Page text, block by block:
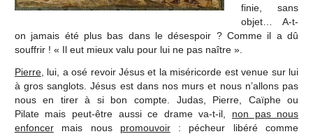
finie, sans
objet… A-t-
on jamais été plus bas dans le désespoir ? Comme il a dû
souffrir ! « Il eut mieux valu pour lui ne pas naître ».
Pierre, lui, a osé revoir Jésus et la miséricorde est venue sur lui
à gros sanglots. Jésus est dans nos murs et nous n’allons pas
nous en tirer à si bon compte. Judas, Pierre, Caïphe ou
Pilate mais peut-être aussi ce drame va-t-il, non pas nous
enfoncermais nous promouvoir: pécheur libéré comme